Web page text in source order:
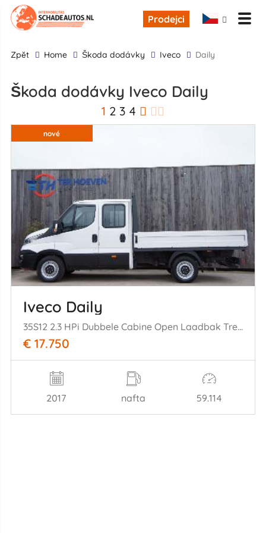
Prodejci
zpĕt Home škoda dodávky Iveco Daily
škoda dodávky Iveco Daily
1 2 3 4
nové
Iveco Daily
35S12 2.3 HPi Dubbele Cabine Open Laadbak Trekhaak 85KW Euro 6
€ 17.750
2017 nafta 59.114